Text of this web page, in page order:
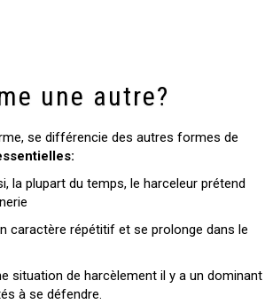
une autre?
se différencie des autres formes de
la plupart du temps, le harceleur prétend
caractère répétitif et se prolonge dans le
situation de harcèlement il y a un dominant
à se défendre.